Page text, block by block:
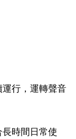
行，運轉聲音
時間日常使